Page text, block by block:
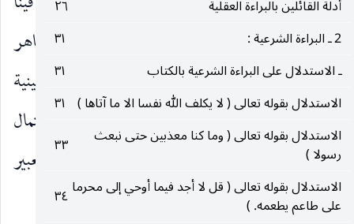
أدلة القائلين بالبراءة العقلية
٢٦
2 ـ البراءة الشرعية :
٣١
ـ الاستدلال على البراءة الشرعية بالكتاب
٣١
الاستدلال بقوله تعالى ( لا يكلف الله نفسا الا ما آتاها ) ٣١
الاستدلال بقوله تعالى ( وما كنا معذبين حتى نبعث
رسولا )
٣٣
الاستدلال بقوله تعالى ( قل لا أجد فيما أوحي إلى محرما
على طاعم يطعمه. )
٣٤
لنهدينهم سبلنا )
، بل هذا المعنى هو الألصق بظاهر
الآية لأن الجهاد لمعرفة الله كأنه جهاد في الله لعدم الاثنينية
بين الشيء ومعرفته ، ولو تنزلنا عن هذا الاحتمال
فالاحتمال الثاني اقرب من الأول لأنه أنسب مع التعبير
بالجهاد.